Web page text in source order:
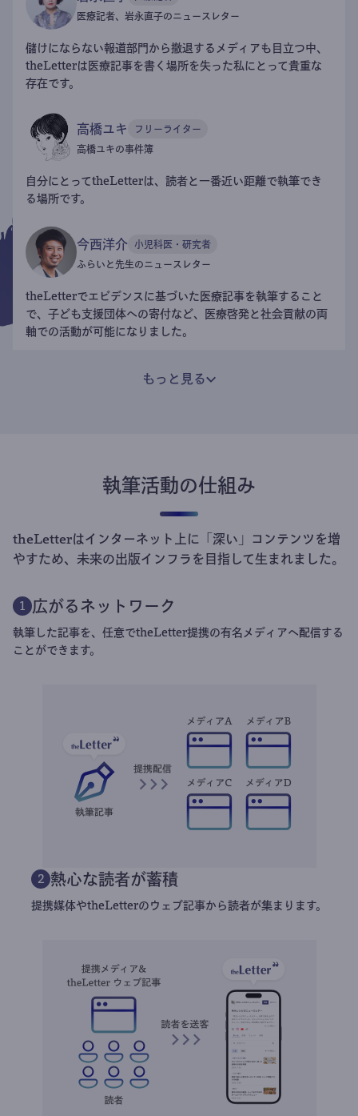
医療記者、岩永直子のニュースレター
儲けにならない報道部門から撤退するメディアも目立つ中、
theLetterは医療記事を書く場所を失った私にとって貴重な
存在です。
高橋ユキ フリーライター
高橋ユキの事件簿
自分にとってtheLetterは、読者と一番近い距離で執筆でき
る場所です。
今西洋介 小児科医・研究者
ふらいと先生のニュースレター
theLetterでエビデンスに基づいた医療記事を執筆すること
で、子ども支援団体への寄付など、医療啓発と社会貢献の両
軸での活動が可能になりました。
もっと見る
執筆活動の仕組み
theLetterはインターネット上に「深い」コンテンツを増
やすため、未来の出版インフラを目指して生まれました。
1 広がるネットワーク
執筆した記事を、任意でtheLetter提携の有名メディアへ配信する
ことができます。
2 熱心な読者が蓄積
提携媒体やtheLetterのウェブ記事から読者が集まります。